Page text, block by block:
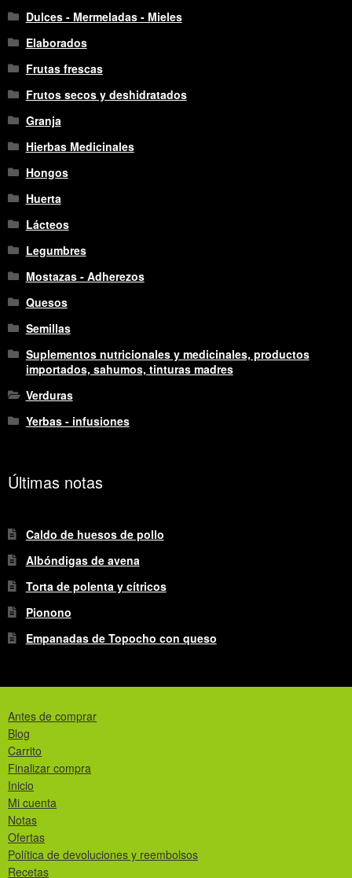
Dulces - Mermeladas - Mieles
Elaborados
Frutas frescas
Frutos secos y deshidratados
Granja
Hierbas Medicinales
Hongos
Huerta
Lácteos
Legumbres
Mostazas - Adherezos
Quesos
Semillas
Suplementos nutricionales y medicinales, productos
importados, sahumos, tinturas madres
Verduras
Yerbas - infusiones
Últimas notas
Caldo de huesos de pollo
Albóndigas de avena
Torta de polenta y cítricos
Pionono
Empanadas de Topocho con queso
Antes de comprar
Blog
Carrito
Finalizar compra
Inicio
Mi cuenta
Notas
Ofertas
Política de devoluciones y reembolsos
Recetas